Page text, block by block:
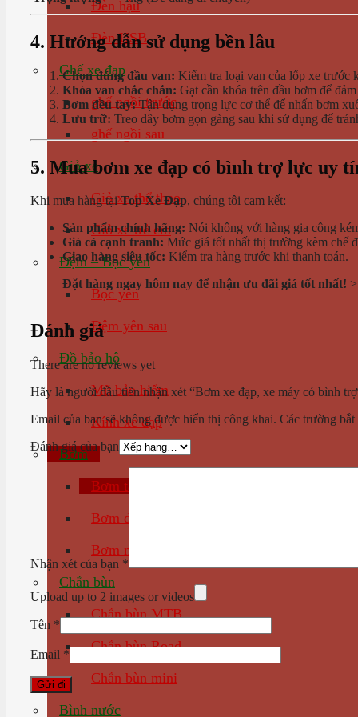
Đèn hậu
Đèn USB
Ghế xe đạp
ghế ngồi trước
ghế ngồi sau
Giỏ xe
Giỏ xe thể thao
Giỏ xe trẻ em
Đệm – Bọc yên
Bọc yên
Đệm yên sau
Đồ bảo hộ
Mũ bảo hiểm
Kính xe đạp
Bơm
Bơm tay
Bơm điện
Bơm mini
Chắn bùn
Chắn bùn MTB
Chắn bùn Road
Chắn bùn mini
Bình nước
4. Hướng dẫn sử dụng bền lâu
Chọn đúng đầu van: Kiểm tra loại van của lốp xe trước
Khóa van chắc chắn: Gạt cần khóa trên đầu bơm để
Bơm đều tay:Tận dụng trọng lực cơ thể để nhấn bơm
Lưu trữ: Treo dây bơm gọn gàng sau khi sử dụng để
5. Mua bơm xe đạp có bình trợ lực uy
Khi mua hàng tạiTop Xe Đạp, chúng tôi cam kết:
Sản phẩm chính hãng: Nói không với hàng gia công
Giá cả cạnh tranh: Mức giá tốt nhất thị trường kèm chế
Giao hàng siêu tốc: Kiểm tra hàng trước khi thanh toán.
Đặt hàng ngay hôm nay để nhận ưu đãi giá tốt nhất! >
Đánh giá
There are no reviews yet
Hãy là người đầu tiên nhận xét “Bơm xe đạp, xe máy có bình
Email của bạn sẽ không được hiển thị công khai. Các trường bắt
Đánh giá của bạn
Nhận xét của bạn *
Upload up to 2 images or videos
Tên *
Email *